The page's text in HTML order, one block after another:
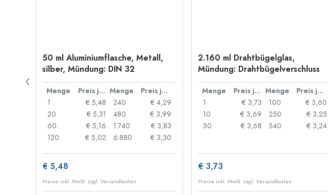
50 ml Aluminiumflasche, Metall,
silber, Mündung: DIN 32
Menge Preis je Stück Menge
Preis je Stück
1
€ 5,48
20
€ 5,31
60
€ 5,16
120
€ 5,02
240
€ 4,29
480
€ 3,99
1.740
€ 3,83
6.880
€ 3,30
€ 5,48
Preise inkl. MwSt. zzgl. Versandkosten
2.160 ml Drahtbügelglas,
Mündung: Drahtbügelverschluss
Menge Preis je Stück Menge
Preis je Stück
1
€ 3,73
10
€ 3,69
50
€ 3,68
100
€ 3,60
250
€ 3,25
540
€ 3,24
€ 3,73
Preise inkl. MwSt. zzgl. Versandkosten